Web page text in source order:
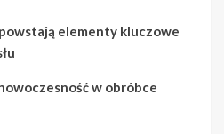
elementy kluczowe
w obróbce